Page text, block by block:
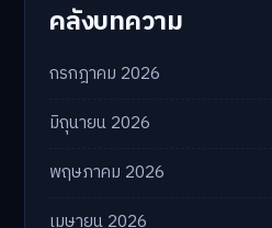
คลังบทความ
กรกฎาคม 2026
มิถุนายน 2026
พฤษภาคม 2026
เมษายน 2026